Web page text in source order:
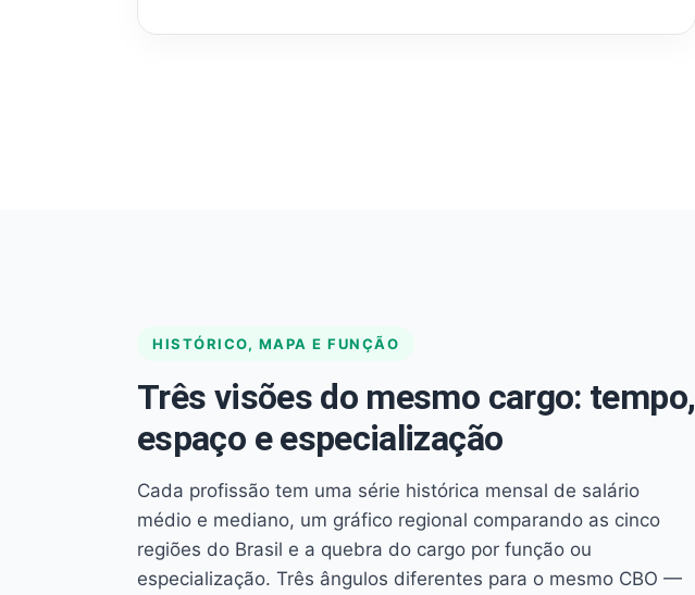
HISTÓRICO, MAPA E FUNÇÃO
Três visões do mesmo cargo: tempo,
espaço e especialização
Cada profissão tem uma série histórica mensal de salário
médio e mediano, um gráfico regional comparando as cinco
regiões do Brasil e a quebra do cargo por função ou
especialização. Três ângulos diferentes para o mesmo CBO —